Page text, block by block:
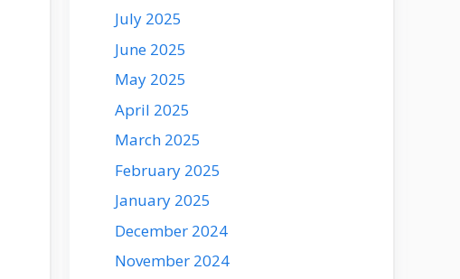
July 2025
June 2025
May 2025
April 2025
March 2025
February 2025
January 2025
December 2024
November 2024